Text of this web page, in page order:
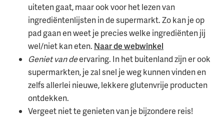
uiteten gaat, maar ook voor het lezen van
ingrediëntenlijsten in de supermarkt. Zo kan je op
pad gaan en weet je precies welke ingrediënten jij
wel/niet kan eten. Naar de webwinkel
Geniet van deervaring. In het buitenland zijn er ook
supermarkten, je zal snel je weg kunnen vinden en
zelfs allerlei nieuwe, lekkere glutenvrije producten
ontdekken.
Vergeet niet te genieten van je bijzondere reis!